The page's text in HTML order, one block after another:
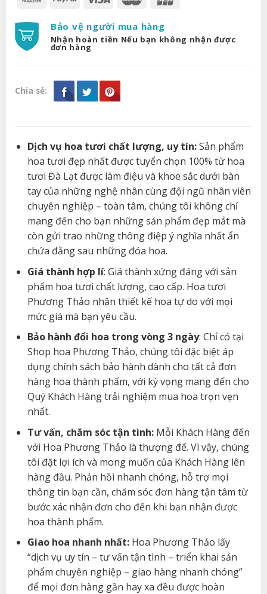
Bảo vệ người mua hàng
Nhận hoàn tiền Nếu bạn không nhận được
đơn hàng
Chia sẻ:
Dịch vụ hoa tươi chất lượng, uy tín:Sản phẩm
hoa tươi đẹp nhất được tuyển chọn 100% từ hoa
tươi Đà Lạt được làm điệu và khoe sắc dưới bàn
tay của những nghệ nhân cùng đội ngũ nhân viên
chuyên nghiệp – toàn tâm, chúng tôi không chỉ
mang đến cho bạn những sản phẩm đẹp mắt mà
còn gửi trao những thông điệp ý nghĩa nhất ẩn
chứa đằng sau những đóa hoa.
Giá thành hợp lí: Giá thành xứng đáng với sản
phẩm hoa tươi chất lượng, cao cấp. Hoa tươi
Phương Thảo nhận thiết kế hoa tự do với mọi
mức giá mà bạn yêu cầu.
Bảo hành đổi hoa trong vòng 3 ngày: Chỉ có tại
Shop hoa Phương Thảo, chúng tôi đặc biệt áp
dụng chính sách bảo hành dành cho tất cả đơn
hàng hoa thành phẩm, với kỳ vọng mang đến cho
Quý Khách Hàng trải nghiệm mua hoa trọn vẹn
nhất.
Tư vấn, chăm sóc tận tình:Mỗi Khách Hàng đến
với Hoa Phương Thảo là thượng đế. Vì vậy, chúng
tôi đặt lợi ích và mong muốn của Khách Hàng lên
hàng đầu. Phản hồi nhanh chóng, hỗ trợ mọi
thông tin bạn cần, chăm sóc đơn hàng tận tâm từ
bước xác nhận đơn cho đến khi bạn nhận được
hoa thành phẩm.
Giao hoa nhanh nhất:Hoa Phương Thảo lấy
“dịch vụ uy tín – tư vấn tận tình – triển khai sản
phẩm chuyên nghiệp – giao hàng nhanh chóng”
để mọi đơn hàng gần hay xa đều được hoàn